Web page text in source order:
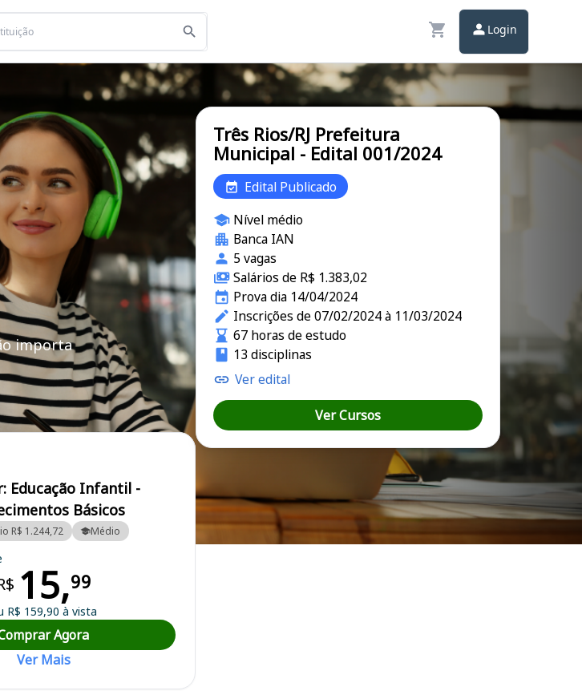
Login
importa
Educação Infantil -
Básicos
R$ 1.244,72 Médio
15,99
R$ 159,90 à vista
Agora
Ver Mais
Três Rios/RJ Prefeitura
Municipal - Edital 001/2024
Edital Publicado
Nível médio
Banca IAN
5 vagas
Salários de R$ 1.383,02
Prova dia 14/04/2024
Inscrições de 07/02/2024 à 11/03/2024
67 horas de estudo
13 disciplinas
Ver edital
Ver Cursos